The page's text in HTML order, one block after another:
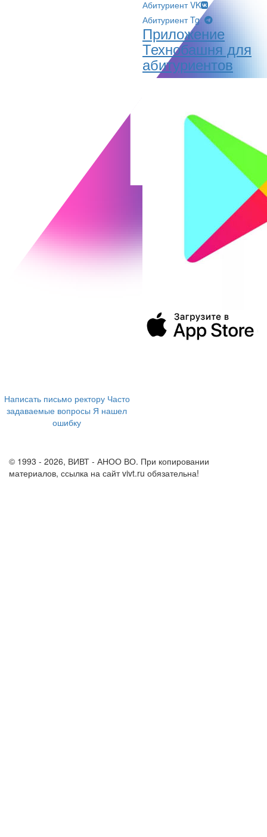
Написать письмо ректору Часто
задаваемые вопросы Я нашел
ошибку
Абитуриент VK
Абитуриент Tg
Приложение
Технобашня для
абитуриентов
© 1993 - 2026, ВИВТ - АНОО ВО. При копировании
материалов, ссылка на сайт vivt.ru обязательна!